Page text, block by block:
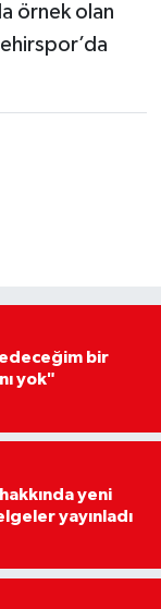
örnek olan
bir
yok"
yeni
yayınladı